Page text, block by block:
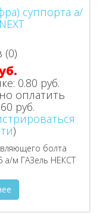
(0)
0.80 руб.
оплатить
руб.
)
болта
а/м ГАЗель НЕКСТ